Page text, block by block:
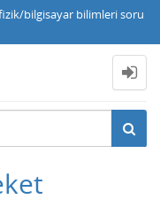
bilgisayar bilimleri soru